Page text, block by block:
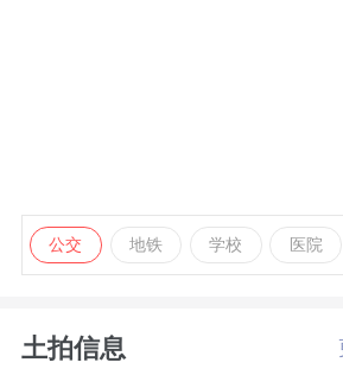
公交 地铁 学校 医院
土拍信息